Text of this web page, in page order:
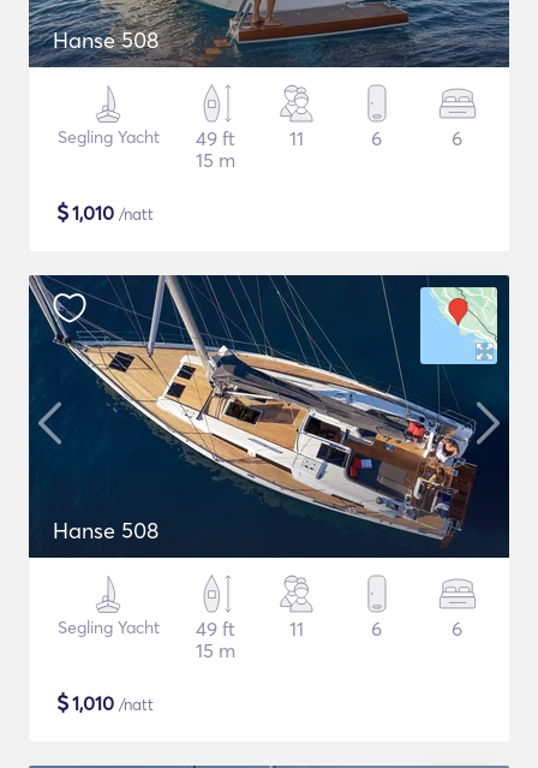
Hanse 508
Segling Yacht
49 ft
15 m
11 6 6
$1,010 /natt
Hanse 508
Segling Yacht
49 ft
15 m
11 6 6
$1,010 /natt